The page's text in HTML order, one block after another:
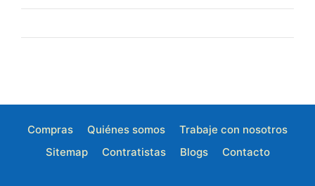
Compras Quiénes somos
Trabaje con nosotros
Sitemap
Contratistas Blogs Contacto